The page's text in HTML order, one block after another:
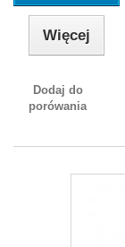
Więcej
Dodaj do
porówania